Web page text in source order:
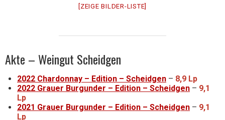
[ZEIGE BILDER-LISTE]
Akte – Weingut Scheidgen
2022 Chardonnay – Edition – Scheidgen – 8,9 Lp
2022 Grauer Burgunder – Edition – Scheidgen – 9,1
Lp
2021 Grauer Burgunder – Edition – Scheidgen – 9,1
Lp